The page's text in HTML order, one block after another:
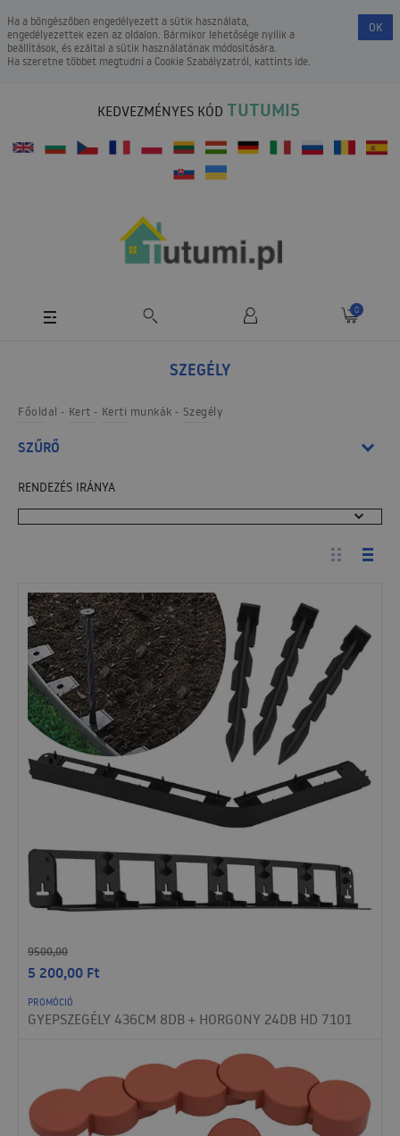
Ha a böngészőben engedélyezett a sütik használata,
engedélyezettek ezen az oldalon. Bármikor lehetősége nyílik a
beállítások, és ezáltal a sütik használatának módosítására.
Ha szeretne többet megtudni a Cookie Szabályzatról, kattints ide.
OK
KEDVEZMÉNYES KÓD TUTUMI5
0
SZEGÉLY
Főoldal Kert Kerti munkák Szegély
SZŰRŐ
RENDEZÉS IRÁNYA
9500,00
5 200,00 Ft
PROMÓCIÓ
GYEPSZEGÉLY 436CM 8DB + HORGONY 24DB HD 7101